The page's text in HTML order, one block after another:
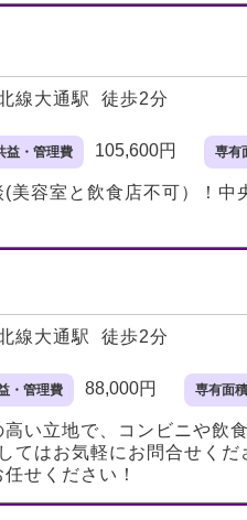
線大通駅 徒歩2分
益・管理費 105,600円 専有
容室と飲食店不可）！
線大通駅 徒歩2分
・管理費 88,000円 専有面積
い立地で、コンビニや飲
てはお気軽にお問合せく
せください！